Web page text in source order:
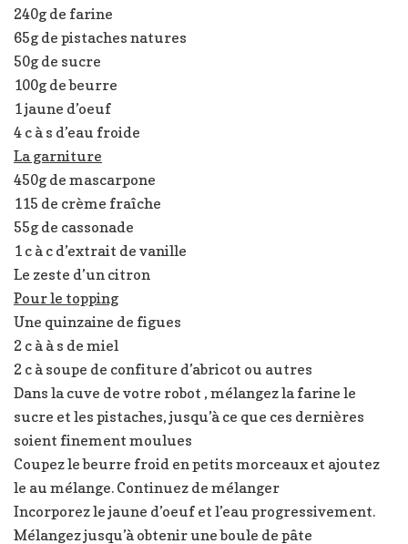
240g de farine
65g de pistaches natures
50g de sucre
100g de beurre
1 jaune d’oeuf
4 c à s d’eau froide
La garniture
450g de mascarpone
115 de crème fraîche
55g de cassonade
1 c à c d’extrait de vanille
Le zeste d’un citron
Pour le topping
Une quinzaine de figues
2 c à à s de miel
2 c à soupe de confiture d’abricot ou autres
Dans la cuve de votre robot , mélangez la farine le
sucre et les pistaches, jusqu’à ce que ces dernières
soient finement moulues
Coupez le beurre froid en petits morceaux et ajoutez
le au mélange. Continuez de mélanger
Incorporez le jaune d’oeuf et l’eau progressivement.
Mélangez jusqu’à obtenir une boule de pâte